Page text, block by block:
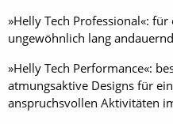
»Helly Tech Professional«:
ungewöhnlich lang
»Helly Tech Performance«:
atmungsaktive Designs für
anspruchsvollen Aktivitäten